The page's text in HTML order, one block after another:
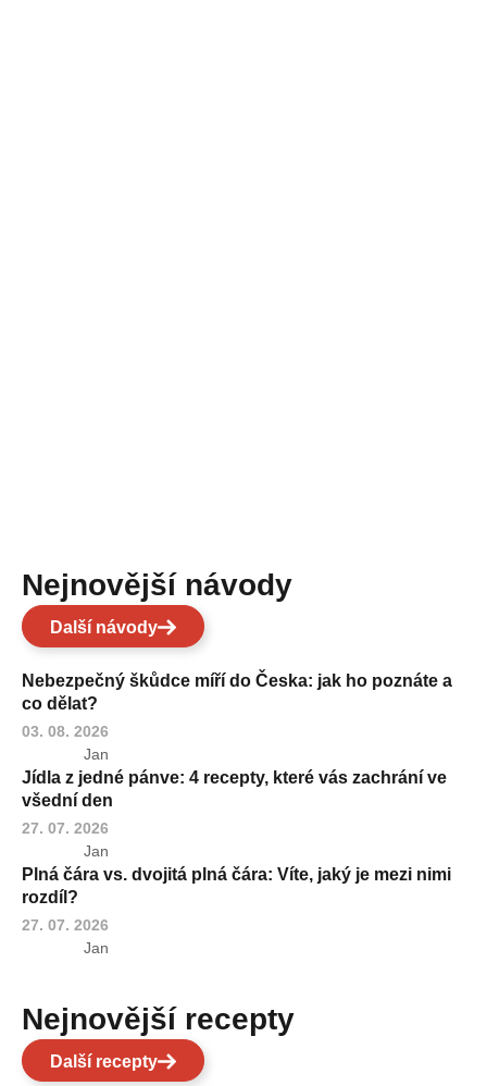
Nejnovější návody
Další návody
Nebezpečný škůdce míří do Česka: jak ho poznáte a
co dělat?
03. 08. 2026
Jan
Jídla z jedné pánve: 4 recepty, které vás zachrání ve
všední den
27. 07. 2026
Jan
Plná čára vs. dvojitá plná čára: Víte, jaký je mezi nimi
rozdíl?
27. 07. 2026
Jan
Nejnovější recepty
Další recepty